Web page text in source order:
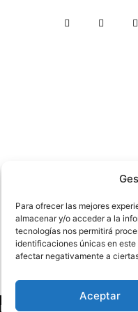
Para ofrecer las mejores
almacenar y/o acceder a la
tecnologías nos permitirá
identificaciones únicas en
afectar negativamente a
Aceptar
Bogotá